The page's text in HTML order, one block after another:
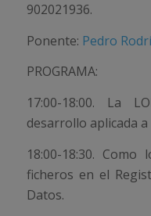
902021936.
Ponente: Pedro
PROGRAMA:
17:00-18:00. La
desarrollo aplicada
18:00-18:30.
ficheros en el
Datos.